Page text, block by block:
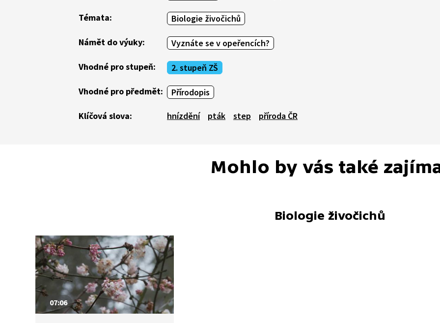
Témata: Biologie živočichů
Námět do výuky: Vyznáte se v opeřencích?
Vhodné pro stupeň: 2. stupeň ZŠ
Vhodné pro předmět: Přírodopis
Klíčová slova: hnízdění pták step příroda ČR
Mohlo by vás také
Biologie živočichů
07:06